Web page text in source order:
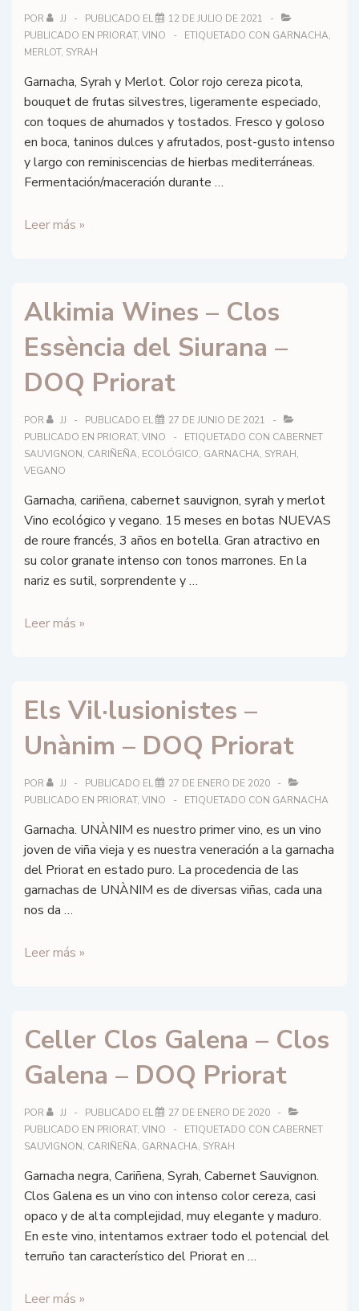
–
DOQ
Priorat
POR JJ PUBLICADO EL
12 DE JULIO DE 2021
PUBLICADO EN PRIORAT, VINO ETIQUETADO CON GARNACHA,
MERLOT, SYRAH
Garnacha, Syrah y Merlot. Color rojo cereza picota,
bouquet de frutas silvestres, ligeramente especiado,
con toques de ahumados y tostados. Fresco y goloso
en boca, taninos dulces y afrutados, post-gusto intenso
y largo con reminiscencias de hierbas mediterráneas.
Fermentación/maceración durante …
Conreria
Nona
2019
–
Priorat
Leer más »
Alkimia Wines – Clos
Essència del Siurana –
DOQ Priorat
POR JJ PUBLICADO EL
27 DE JUNIO DE 2021
PUBLICADO EN PRIORAT, VINO ETIQUETADO CON CABERNET
SAUVIGNON, CARIÑEÑA, ECOLÓGICO, GARNACHA, SYRAH,
VEGANO
Garnacha, cariñena, cabernet sauvignon, syrah y merlot
Vino ecológico y vegano. 15 meses en botas NUEVAS
de roure francés, 3 años en botella. Gran atractivo en
su color granate intenso con tonos marrones. En la
nariz es sutil, sorprendente y …
Alkimia
Essència
del
Siurana
DOQ
Priorat
Leer más »
Els Vil·lusionistes –
Unànim – DOQ Priorat
POR JJ PUBLICADO EL
27 DE ENERO DE 2020
PUBLICADO EN PRIORAT, VINO ETIQUETADO CON GARNACHA
Garnacha. UNÀNIM es nuestro primer vino, es un vino
joven de viña vieja y es nuestra veneración a la garnacha
del Priorat en estado puro. La procedencia de las
garnachas de UNÀNIM es de diversas viñas, cada una
nos da …
Els
–
DOQ
Priorat
Leer más »
Celler Clos Galena – Clos
Galena – DOQ Priorat
POR JJ PUBLICADO EL
27 DE ENERO DE 2020
PUBLICADO EN PRIORAT, VINO ETIQUETADO CON CABERNET
SAUVIGNON, CARIÑEÑA, GARNACHA, SYRAH
Garnacha negra, Cariñena, Syrah, Cabernet Sauvignon.
Clos Galena es un vino con intenso color cereza, casi
opaco y de alta complejidad, muy elegante y maduro.
En este vino, intentamos extraer todo el potencial del
terruño tan característico del Priorat en …
Celler
Leer más »